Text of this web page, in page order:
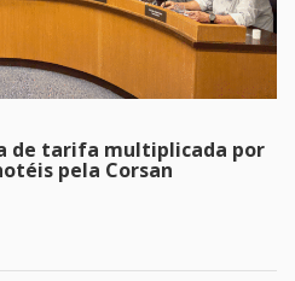
de tarifa multiplicada por
pela Corsan